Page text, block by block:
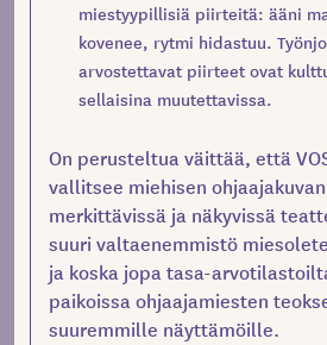
miestyypillisiä piirteitä: ääni
kovenee, rytmi hidastuu.
arvostettavat piirteet ovat
sellaisina muutettavissa.
On perusteltua väittää, että
vallitsee miehisen
merkittävissä ja näkyvissä
suuri valtaenemmistö
ja koska jopa tasa-
paikoissa ohjaajamiesten
suuremmille näyttämöille.